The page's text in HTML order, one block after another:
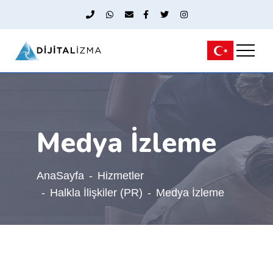
Medya İzleme
AnaSayfa
Hizmetler
Halkla İlişkiler (PR)
Medya İzleme